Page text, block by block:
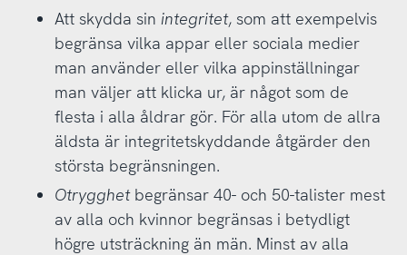
Att skydda sin integritet, som att exempelvis
begränsa vilka appar eller sociala medier
man använder eller vilka appinställningar
man väljer att klicka ur, är något som de
flesta i alla åldrar gör. För alla utom de allra
äldsta är integritetskyddande åtgärder den
största begränsningen.
Otrygghetbegränsar 40- och 50-talister mest
av alla och kvinnor begränsas i betydligt
högre utsträckning än män. Minst av alla